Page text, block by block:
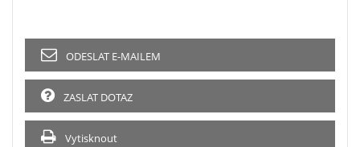
ODESLAT E-MAILEM
ZASLAT DOTAZ
Vytisknout